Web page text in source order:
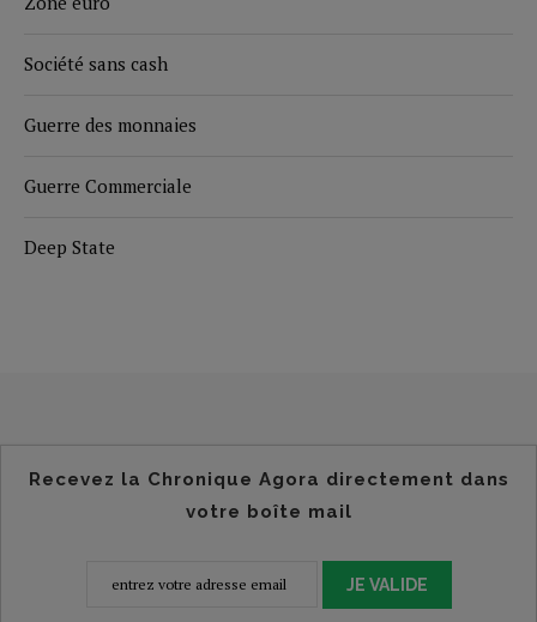
Société sans cash
Guerre des monnaies
Guerre Commerciale
Deep State
Recevez la Chronique Agora directement dans
votre boîte mail
JE VALIDE